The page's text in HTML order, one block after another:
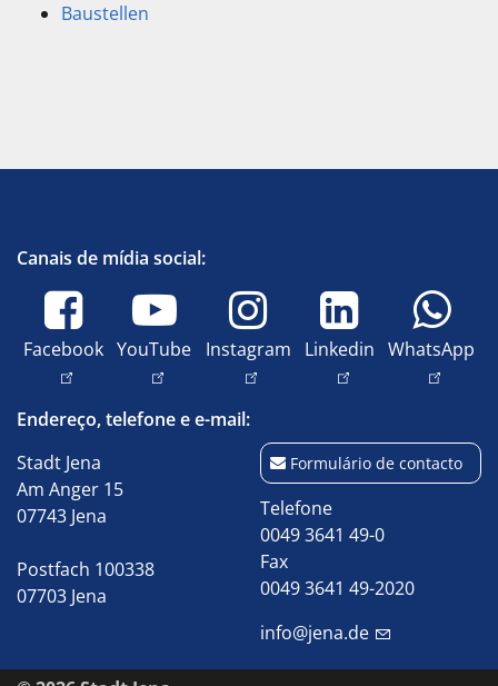
Baustellen
Canais de mídia social:
Facebook YouTube Instagram Linkedin WhatsApp
Endereço, telefone e e-mail:
Stadt Jena
Am Anger 15
07743 Jena
Postfach 100338
07703 Jena
Formulário de contacto
Telefone
0049 3641 49-0
Fax
0049 3641 49-2020
info@jena.de